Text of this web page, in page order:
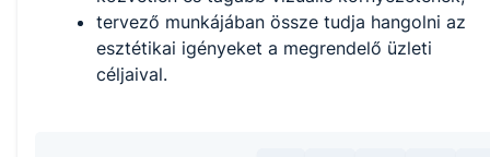
tervező munkájában össze tudja hangolni az
esztétikai igényeket a megrendelő üzleti
céljaival.